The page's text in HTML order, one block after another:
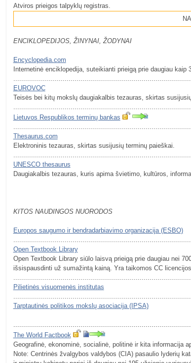
Atviros prieigos talpyklų registras.
ENCIKLOPEDIJOS, ŽINYNAI, ŽODYNAI
Encyclopedia.com
Internetinė enciklopedija, suteikianti prieigą prie daugiau
EUROVOC
Teisės bei kitų mokslų daugiakalbis tezauras, skirtas
Lietuvos Respublikos terminų bankas
Thesaurus.com
Elektroninis tezauras, skirtas susijusių terminų paieškai.
UNESCO thesaurus
Daugiakalbis tezauras, kuris apima švietimo, kultūros,
KITOS NAUDINGOS NUORODOS
Europos saugumo ir bendradarbiavimo organizacija (ESBO)
Open Textbook Library
Open Textbook Library siūlo laisvą prieigą prie daugiau nei
išsispausdinti už sumažintą kainą. Yra taikomos CC licencijos.
Pilietinės visuomenės institutas
Tarptautinės politikos mokslų asociacija (IPSA)
The World Factbook
Geografinė, ekonominė, socialinė, politinė ir kita informacija
Note: Centrinės žvalgybos valdybos (CIA) pasaulio lyderių